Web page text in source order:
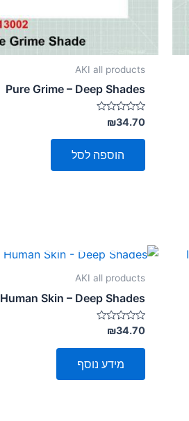
AKI all products
Pure Grime – Deep Shades
דורג
0
מתוך
₪34.70
הוספה לסל
AKI all products
Human Skin – Deep Shades
דורג
0
מתוך
₪34.70
מידע נוסף